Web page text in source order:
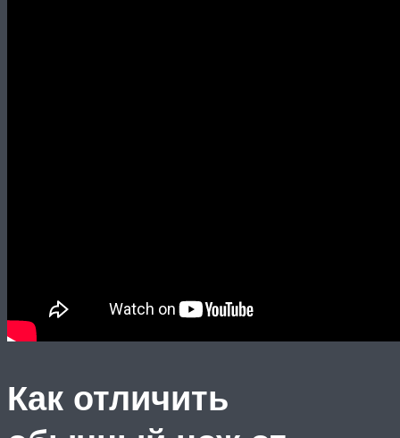
Как отличить